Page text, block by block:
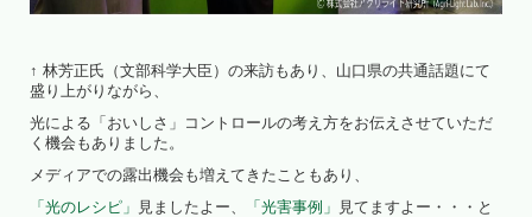
↑ 林芳正氏（文部科学大臣）の来訪もあり、山口県の共通話題にて
盛り上がりながら、
光による「おいしさ」コントロールの考え方をお伝えさせていただ
く機会もありました。
メディアでの露出機会も増えてきたこともあり、
「光のレシピ」 見ましたよー、 「光害事例」 見てますよー・・・と